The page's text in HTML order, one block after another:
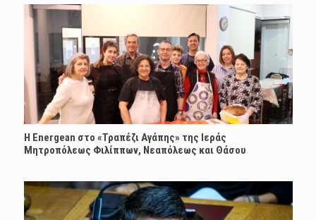
H Energean στο «Τραπέζι Αγάπης» της Ιεράς
Μητροπόλεως Φιλίππων, Νεαπόλεως και Θάσου